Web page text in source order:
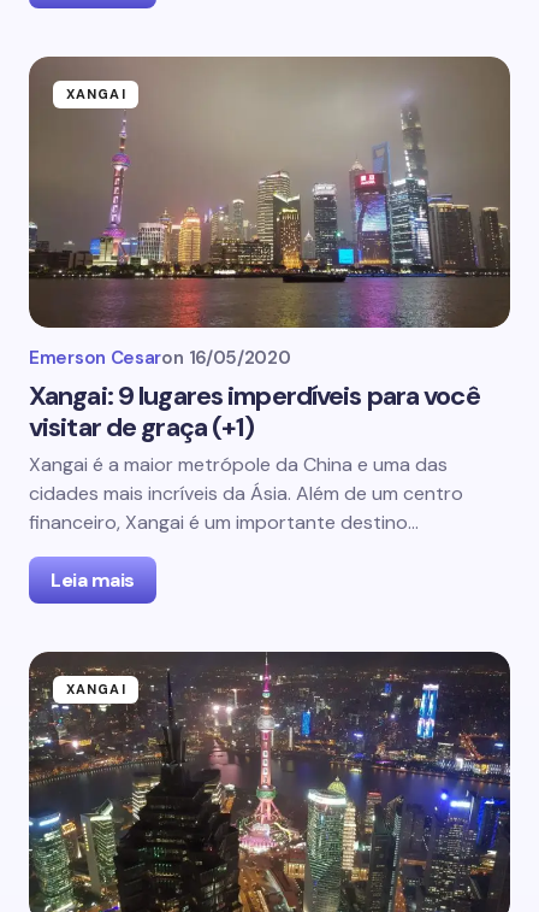
XANGAI
Emerson Cesaron 16/05/2020
Xangai: 9 lugares imperdíveis para você
visitar de graça (+1)
Xangai é a maior metrópole da China e uma das
cidades mais incríveis da Ásia. Além de um centro
financeiro, Xangai é um importante destino…
Leia mais
XANGAI